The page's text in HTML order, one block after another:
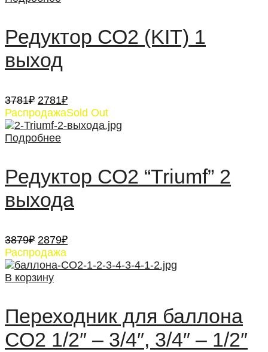
Редуктор СО2 (KIT) 1
выход
3781₽ Первоначальная
цена
составляла
3781₽.
2781₽Текущая
цена:
2781₽.
РаспродажаSold Out
Подробнее
Редуктор СО2 “Triumf” 2
выхода
3879₽ Первоначальная
цена
составляла
3879₽.
2879₽Текущая
2879₽.
Распродажа
В корзину
Переходник для баллона
СО2 1/2″ – 3/4″, 3/4″ – 1/2″